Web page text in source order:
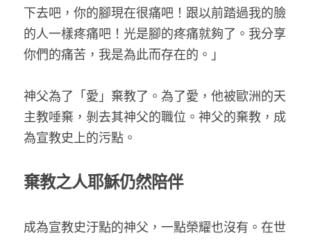
下去吧，你的腳現在很痛吧！跟以前踏過我的臉
的人一樣疼痛吧！光是腳的疼痛就夠了。我分享
你們的痛苦，我是為此而存在的。」
神父為了「愛」棄教了。為了愛，他被歐洲的天
主教唾棄，剝去其神父的職位。神父的棄教，成
為宣教史上的污點。
棄教之人耶穌仍然陪伴
成為宣教史汙點的神父，一點榮耀也沒有。在世